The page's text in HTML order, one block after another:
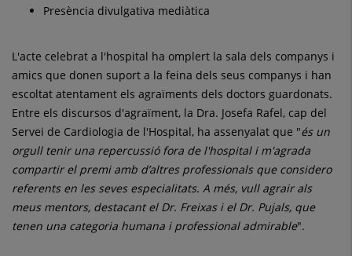
Presència divulgativa mediàtica
L'acte celebrat a l'hospital ha omplert la sala dels companys i
amics que donen suport a la feina dels seus companys i han
escoltat atentament els agraïments dels doctors guardonats.
Entre els discursos d'agraïment, la Dra. Josefa Rafel, cap del
Servei de Cardiologia de l'Hospital, ha assenyalat que "és un
orgull tenir una repercussió fora de l'hospital i m'agrada
compartir el premi amb d’altres professionals que considero
referents en les seves especialitats. A més, vull agrair als
meus mentors, destacant el Dr. Freixas i el Dr. Pujals, que
tenen una categoria humana i professional admirable".